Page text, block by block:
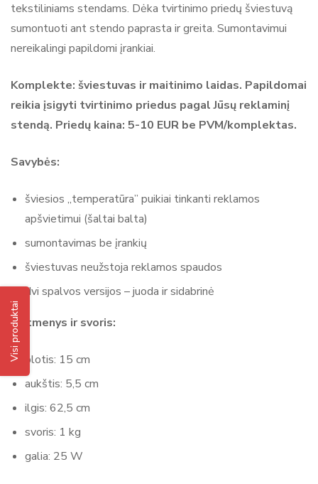
Visi produktai
tekstiliniams stendams. Dėka tvirtinimo priedų šviestuvą
sumontuoti ant stendo paprasta ir greita. Sumontavimui
nereikalingi papildomi įrankiai.
Komplekte: šviestuvas ir maitinimo laidas. Papildomai
reikia įsigyti tvirtinimo priedus pagal Jūsų reklaminį
stendą. Priedų kaina: 5-10 EUR be PVM/komplektas.
Savybės:
šviesios „temperatūra” puikiai tinkanti reklamos
apšvietimui (šaltai balta)
sumontavimas be įrankių
šviestuvas neužstoja reklamos spaudos
dvi spalvos versijos – juoda ir sidabrinė
Matmenys ir svoris:
plotis: 15 cm
aukštis: 5,5 cm
ilgis: 62,5 cm
svoris: 1 kg
galia: 25 W
Pagal 0 atsiliepimų
Rašyti atsiliepimą
Nėra atsiliepimų.